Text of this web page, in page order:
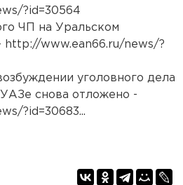
?id=30564
ЧП на Уральском
http://www.ean66.ru/news/?
уголовного дела
снова отложено -
?id=30683...